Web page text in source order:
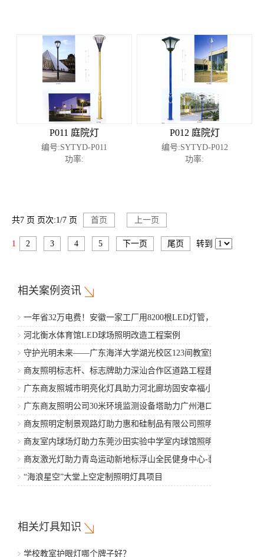
P011 庭院灯
编号:SYTYD-P011
功率:
P012 庭院灯
编号:SYTYD-P012
功率:
共7 页 页次:1/7 页 首页 上一页
1 2 3 4 5 下一页 尾页 转到
相关案例资讯
一年省32万电费！安徽一家工厂用8200根LED灯管，5年省
出一辆豪车
河北衡水体育馆LED球场照明改造工程案例
守护光明未来——广东海洋大学湖光校区123间教室照明改
造工程案例
商友照明标志杆、标志牌助力深汕合作区道路工程建设
广东商友照城市明亮化灯具助力河北廊坊固安幸福小区项
目建设
广东商友照明公司30米环境监测设备塔助力广州港口工程
商友照明定制景观路灯助力惠和硅制品有限公司照明亮化
建设
商友室内球场灯助力东莞沙田实验中学室内球馆照明工程
项目
商友激光灯助力青岛运动新地标浮山全民健身中心-装修工
程
“海浪星空”大堂上空定制照明灯具项目
相关灯具知识
学校教室护眼灯哪个牌子好？